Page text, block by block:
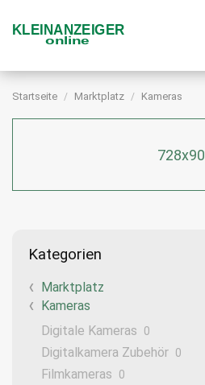
Startseite Marktplatz Kameras
728x90
Kategorien
Marktplatz
Kameras
Digitale Kameras
0
Digitalkamera Zubehör 0
Filmkameras 0